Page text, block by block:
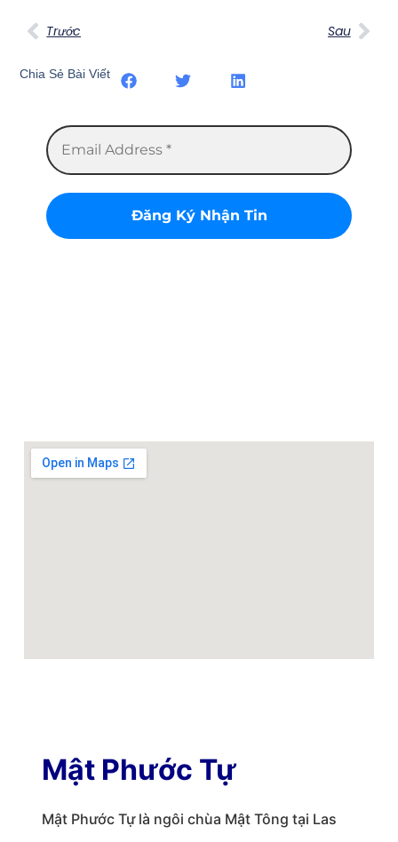
Trước Sau
Chia Sẻ Bài Viết
Mật Phước Tự
Mật Phước Tự là ngôi chùa Mật Tông tại Las